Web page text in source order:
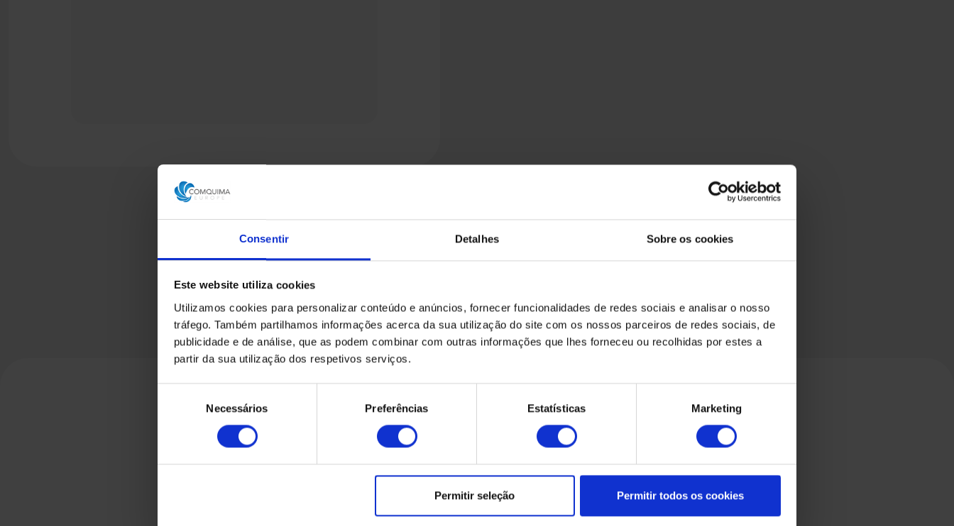
Consentir Detalhes Sobre os cookies
Este website utiliza cookies
Utilizamos cookies para personalizar conteúdo e anúncios, fornecer funcionalidades de redes sociais e analisar o nosso
tráfego. Também partilhamos informações acerca da sua utilização do site com os nossos parceiros de redes sociais, de
publicidade e de análise, que as podem combinar com outras informações que lhes forneceu ou recolhidas por estes a
partir da sua utilização dos respetivos serviços.
consentimento
Necessários Preferências Estatísticas Marketing
Permitir seleção Permitir todos os cookies
Produtos Relacionados